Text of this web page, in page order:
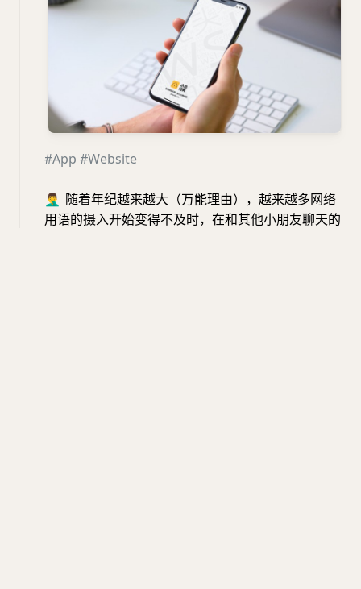
#App #Website
🤦‍♂️ 随着年纪越来越大（万能理由），越来越多网络
用语的摄入开始变得不及时，在和其他小朋友聊天的